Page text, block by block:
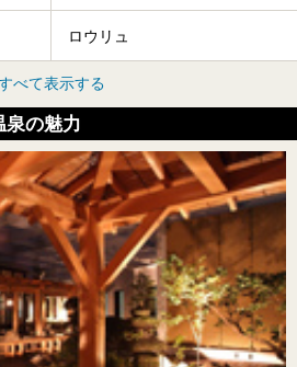
ロウリュ
べて表示する
泉の魅力